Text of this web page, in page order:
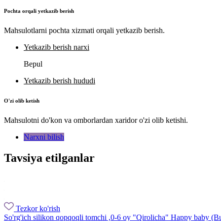
Pochta orqali yetkazib berish
Mahsulotlarni pochta xizmati orqali yetkazib berish.
Yetkazib berish narxi
Bepul
Yetkazib berish hududi
O'zi olib ketish
Mahsulotni do'kon va omborlardan xaridor o'zi olib ketishi.
Narxni bilish
Tavsiya etilganlar
Tezkor ko'rish
So'rg'ich silikon qopqoqli tomchi ,0-6 oy "Qirolicha" Happy baby